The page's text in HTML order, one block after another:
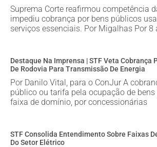
Suprema Corte reafirmou competência
impediu cobrança por bens públicos
serviços essenciais. Por Migalhas Por 8
Destaque Na Imprensa | STF Veta Cobrança
De Rodovia Para Transmissão De Energia
Por Danilo Vital, para o ConJur A
público ou tarifa pela ocupação de
faixa de domínio, por concessionárias
STF Consolida Entendimento Sobre Faixas
Do Setor Elétrico